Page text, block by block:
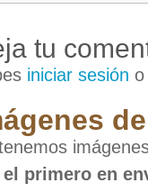
tu
iniciar sesión
el primero en